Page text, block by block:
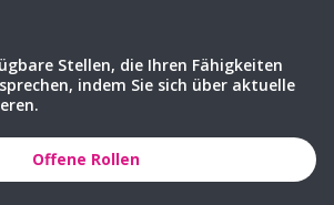
Stellen, die Ihren Fähigkeiten
indem Sie sich über aktuelle
Offene Rollen